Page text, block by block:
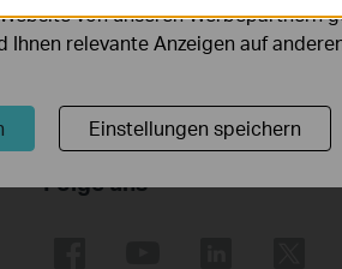
Folge uns
von unseren Werbepartnern
relevante Anzeigen auf
Einstellungen speichern